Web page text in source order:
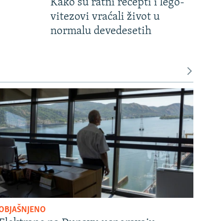
Kako su ratni recepti i lego-
vitezovi vraćali život u
normalu devedesetih